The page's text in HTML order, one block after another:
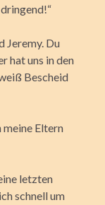
Jeremy. Du
hat uns in den
Bescheid
meine Eltern
letzten
schnell um